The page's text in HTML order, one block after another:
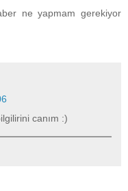
ne yapmam gerekiyor
canım :)